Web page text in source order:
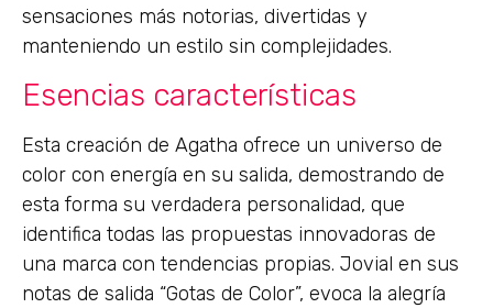
sensaciones más notorias, divertidas y
manteniendo un estilo sin complejidades.
Esencias características
Esta creación de Agatha ofrece un universo de
color con energía en su salida, demostrando de
esta forma su verdadera personalidad, que
identifica todas las propuestas innovadoras de
una marca con tendencias propias. Jovial en sus
notas de salida “Gotas de Color”, evoca la alegría